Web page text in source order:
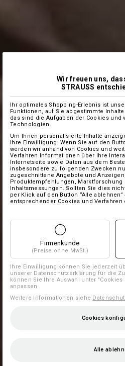
Wir freuen uns,
STRAUSS
Ihr optimales Shopping-Erlebnis ist
Funktionen, auf Sie abgestimmte
das sind die Aufgaben der Cookies und
Technologien.
Um Ihnen personalisierte Inhalte
Ihre Einwilligung. Wenn Sie auf den
werden wir anhand von Cookies und
Verfahren Informationen über Ihre
Internetseite sowie Daten aus dem
insbesondere zu folgenden Zwecken
zugeschnittene Angebote und
Produktempfehlungen, Marktforschung
Inhaltsmessungen. Sollten Sie dies
per Klick auf den Button “Alle
entsprechender Cookies und Verfahren
Firmenkunde
(Preise ohne MwSt.)
Ihre Einwilligung können Sie jederzeit
unserer Datenschutzerklärung für die
können Sie Ihre Auswahl unter
anpassen
Weitere Informationen siehe
Cookies
Alle